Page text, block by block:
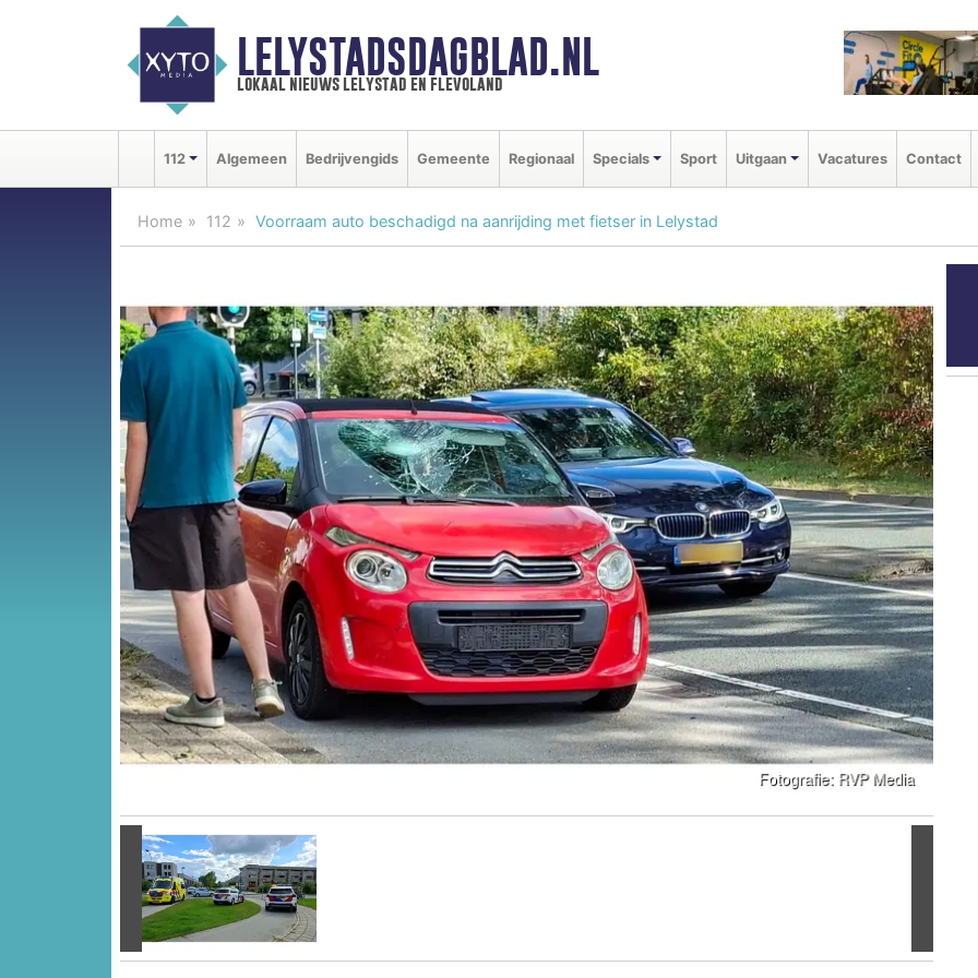
LELYSTADSDAGBLAD.NL
lokaal nieuws lelystad en flevoland
112 Algemeen Bedrijvengids Gemeente Regionaal Specials Sport Uitgaan Vacatures Contact
Home 112 Voorraam auto beschadigd na aanrijding met fietser in Lelystad
Vorige